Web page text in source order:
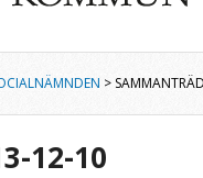
>
12-10